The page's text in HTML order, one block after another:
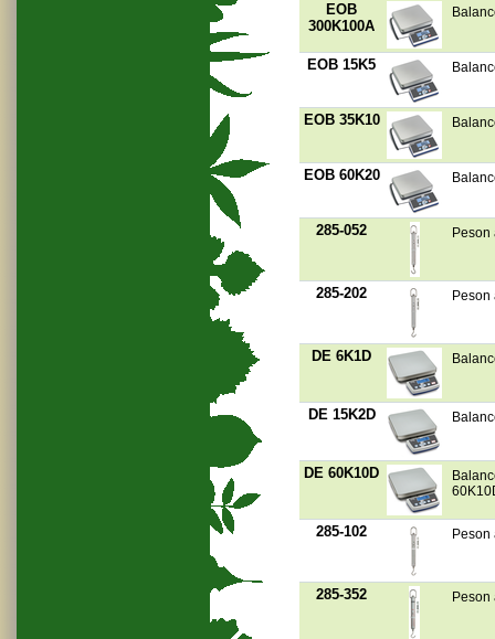
EOB
300K100A
EOB 15K5
EOB 35K10
EOB 60K20
285-052 Peson
285-202 Peson
DE 6K1D
DE 15K2D
DE 60K10D
285-102 Peson
285-352 Peson